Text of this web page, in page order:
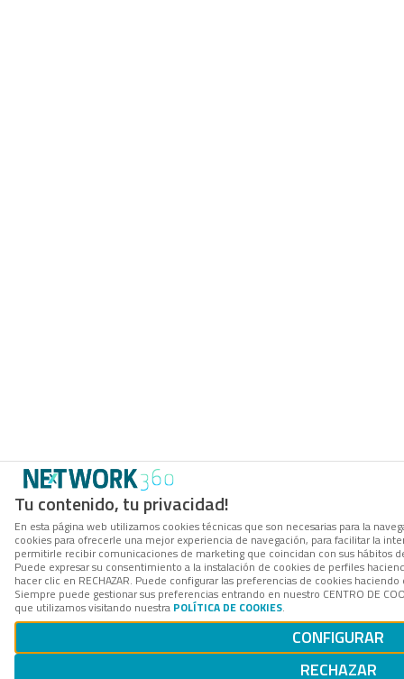
Tu contenido, tu privacidad!
En esta página web utilizamos cookies técnicas que son necesarias para la
cookies para ofrecerle una mejor experiencia de navegación, para facilitar la
permitirle recibir comunicaciones de marketing que coincidan con sus hábitos
Puede expresar su consentimiento a la instalación de cookies de perfiles
hacer clic en RECHAZAR. Puede configurar las preferencias de cookies haciendo
Siempre puede gestionar sus preferencias entrando en nuestro CENTRO DE
que utilizamos visitando nuestra POLÍTICA DE COOKIES.
CONFIGURAR
RECHAZAR